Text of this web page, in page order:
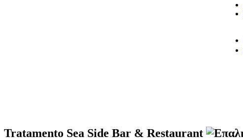
Tratamento Sea Side Bar & Restaurant